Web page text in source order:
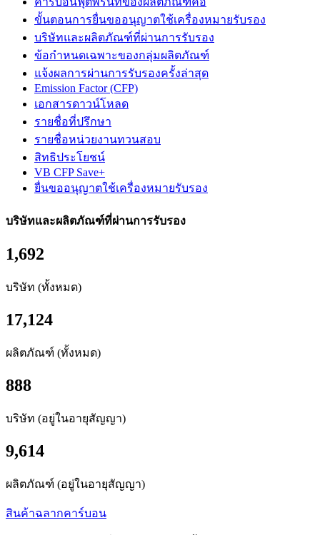
ขั้นตอนการยื่นขออนุญาตใช้เครื่องหมายรับรอง
บริษัทและผลิตภัณฑ์ที่ผ่านการรับรอง
ข้อกำหนดเฉพาะของกลุ่มผลิตภัณฑ์
แจ้งผลการผ่านการรับรองครั้งล่าสุด
Emission Factor (CFP)
เอกสารดาวน์โหลด
รายชื่อที่ปรึกษา
รายชื่อหน่วยงานทวนสอบ
สิทธิประโยชน์
VB CFP Save+
ยื่นขออนุญาตใช้เครื่องหมายรับรอง
บริษัทและผลิตภัณฑ์ที่ผ่านการรับรอง
1,692
บริษัท (ทั้งหมด)
17,124
ผลิตภัณฑ์ (ทั้งหมด)
888
บริษัท (อยู่ในอายุสัญญา)
9,614
ผลิตภัณฑ์ (อยู่ในอายุสัญญา)
สินค้าฉลากคาร์บอน